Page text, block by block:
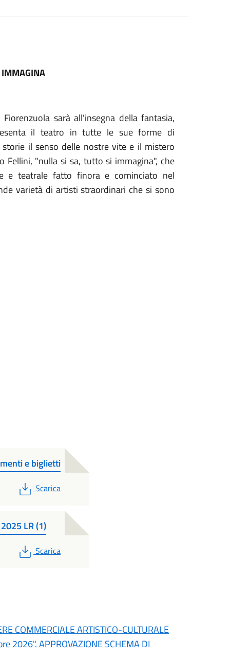
IMMAGINA
sarà all'insegna della fantasia,
il teatro in tutte le sue forme di
il senso delle nostre vite e il mistero
Fellini, "nulla si sa, tutto si immagina", che
e teatrale fatto finora e cominciato nel
varietà di artisti straordinari che si sono
e biglietti
PDF
Scarica
LR (1)
PDF
Scarica
COMMERCIALE ARTISTICO-CULTURALE
2026". APPROVAZIONE SCHEMA DI